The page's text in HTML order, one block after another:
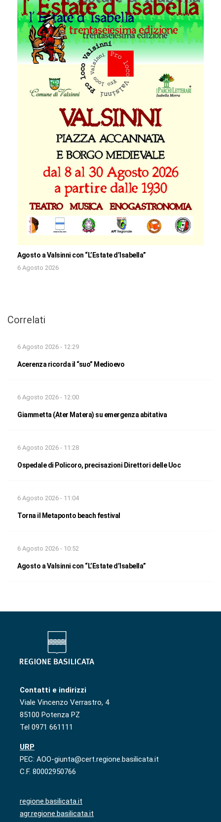
Agosto a Valsinni con “L’Estate d’Isabella”
6 Agosto 2026
Correlati
6 Agosto 2026 - 12:29
Acerenza ricorda il “suo” Medioevo
6 Agosto 2026 - 12:00
Giammetta (Ater Matera) su emergenza abitativa
6 Agosto 2026 - 11:28
Ospedale di Policoro, precisazioni Direttori delle Uoc
6 Agosto 2026 - 11:04
Torna il Metaponto beach festival
6 Agosto 2026 - 10:52
Agosto a Valsinni con “L’Estate d’Isabella”
Contatti e indirizzi
Viale Vincenzo Verrastro, 4
85100 Potenza PZ
Tel 0971 661111
URP
PEC: AOO-giunta@cert.regione.basilicata.it
C.F. 80002950766
regione.basilicata.it
agr.regione.basilicata.it